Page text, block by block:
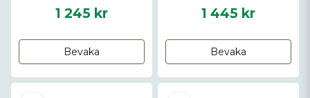
1 245 kr
Bevaka
1 445 kr
Bevaka